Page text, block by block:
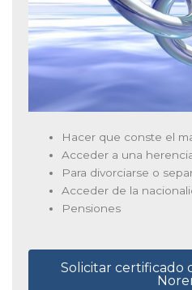
Hacer que conste el
Acceder a una
Para divorciarse o
Acceder de la
Pensiones
Solicitar certificado